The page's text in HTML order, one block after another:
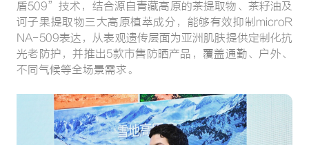
盾509”技术，结合源自青藏高原的茶提取物、茶籽油及
诃子果提取物三大高原植萃成分，能够有效抑制microR
NA-509表达，从表观遗传层面为亚洲肌肤提供定制化抗
光老防护，并推出5款市售防晒产品，覆盖通勤、户外、
不同气候等全场景需求。